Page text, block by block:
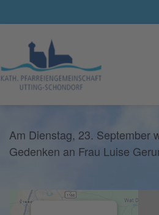
Sterberosenkranzgebet
23 September
Am Dienstag, 23. September
Gedenken an Frau Luise